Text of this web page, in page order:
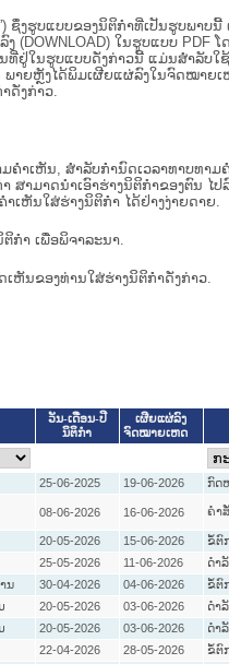
ຊຶ່ງຮູບແບບຂອງນິຕິກໍາທີ່ເປັນຮູບພາບ
ໃນຮູບແບບ PDF
ທີ່ຢູ່ໃນຮູບແບບດັ່ງກ່າວນີ້ ແມ່ນສຳລັບໃ
ຍຫຼັງໄດ້ພິມເຜີຍແຜ່ລົງໃນຈົດໝາຍເ
ດັ່ງກ່າວ.
ຄຳເຫັນ, ສໍາລັບກໍານົດເວລາທາບທາ
າດນຳເອົາຮ່າງນິຕິກຳຂອງຕົນ ໄປລົ
ຫັນໃສ່ຮ່າງນິຕິກຳ ໄດ້ຢ່າງງ່າຍດາຍ.
ກຳ ເພື່ອພິຈາລະນາ.
ຫັນຂອງທ່ານໃສ່ຮ່າງນິຕິກຳດັ່ງກ່າວ.
ວັນ-ເດືອນ-ປີ
ນິຕິກໍາ
ເຜີຍແຜ່ລົງ
ຈົດໝາຍເຫດ
25-06-2025 19-06-2026 ກົດ
08-06-2026 16-06-2026 ຄໍາ
20-05-2026 15-06-2026 ຂໍ້ຕົ
25-05-2026 11-06-2026 ດໍາ
ນ 30-04-2026 04-06-2026 ຂໍ້ຕົ
20-05-2026 03-06-2026 ດໍາ
20-05-2026 03-06-2026 ດໍາ
22-04-2026 28-05-2026 ຂໍ້ຕົ